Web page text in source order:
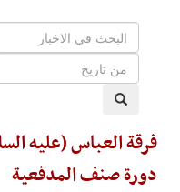
فرقة العباس (عليه
دورة صنف المدفعية